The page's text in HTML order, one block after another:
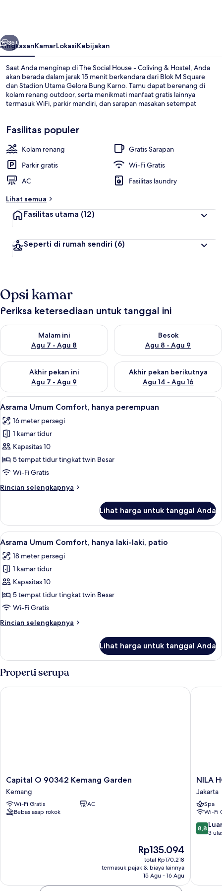
&
Hostel
Lemari es, microwave, dan kompor
Berikutnya
35+
RingkasanKamarLokasiKebijakan
Saat Anda menginap di The Social House - Coliving & Hostel, Anda
akan berada dalam jarak 15 menit berkendara dari Blok M Square
dan Stadion Utama Gelora Bung Karno. Tamu dapat berenang di
kolam renang outdoor, serta menikmati manfaat gratis lainnya
termasuk WiFi, parkir mandiri, dan sarapan masakan setempat
Fasilitas populer
Kolam renang
Gratis Sarapan
Parkir gratis
Wi-Fi Gratis
AC
Fasilitas laundry
Lihat semua
Fasilitas utama (12)
Seperti di rumah sendiri (6)
Opsi kamar
Periksa ketersediaan untuk tanggal ini
Malam ini
Agu 7 - Agu 8
Periksa ketersediaan untuk malam ini Agu 7 - Agu 8
Besok
Agu 8 - Agu 9
Periksa ketersediaan untuk
Akhir pekan ini
Agu 7 - Agu 9
Periksa ketersediaan untuk akhir pekan ini Agu 7 - Agu 9
Akhir pekan berikutnya
Agu 14 - Agu 16
Periksa ketersediaan untuk
Lihat
semua
foto
untuk
Asrama
Umum
Comfort,
perempuan
Ruang kerja ramah laptop, tirai
13
Asrama Umum Comfort, hanya perempuan
16 meter persegi
1 kamar tidur
Kapasitas 10
5 tempat tidur tingkat twin Besar
Wi-Fi Gratis
Rincian selengkapnya
Rincian
Asrama
Umum
Comfort,
perempuan
Lihat harga untuk tanggal Anda
Lihat
semua
foto
untuk
Asrama
Umum
Comfort,
laki-
Ruang kerja ramah laptop, tirai
13
Asrama Umum Comfort, hanya laki-laki, patio
18 meter persegi
1 kamar tidur
Kapasitas 10
5 tempat tidur tingkat twin Besar
Wi-Fi Gratis
Rincian selengkapnya
Rincian
Asrama
Umum
Comfort,
hanya
laki-
Lihat harga untuk tanggal Anda
Properti serupa
Capital
O
90342
Kemang
Garden
Capital O 90342 Kemang Garden
Kemang
Wi-Fi Gratis
AC
Bebas asap rokok
Harga
sekarang
Rp135.094
Rp135.094
total Rp170.218
termasuk pajak & biaya lainnya
15 Agu - 16 Agu
Capital O 90342 Kemang Garden
NILA
HOUSE,
Sharia
Family
Home
Stay
Jakarta
NILA
Jakarta
Spa
Wi-Fi
8.8
dari
8,8
3
NILA